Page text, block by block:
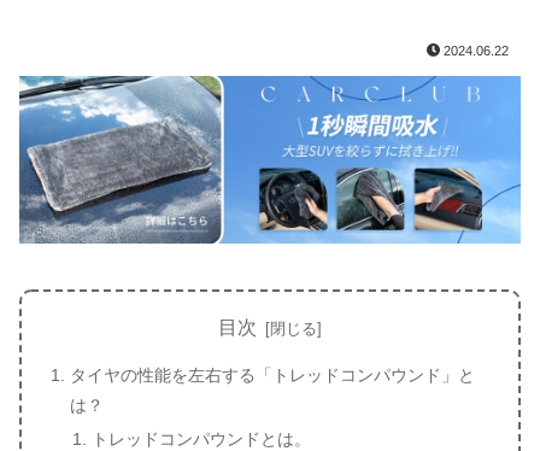
2024.06.22
目次
タイヤの性能を左右する「トレッドコンパウンド」と
は？
トレッドコンパウンドとは。